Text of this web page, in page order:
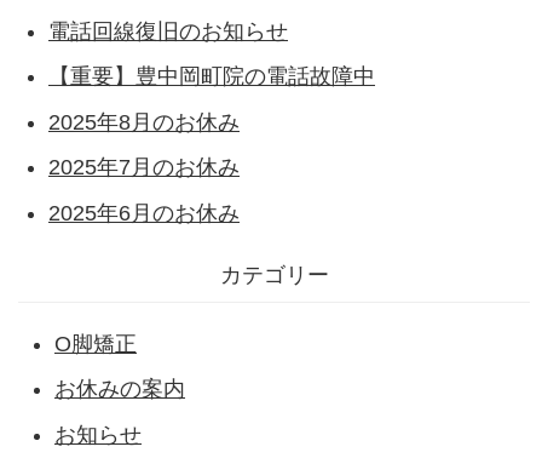
電話回線復旧のお知らせ
【重要】豊中岡町院の電話故障中
2025年8月のお休み
2025年7月のお休み
2025年6月のお休み
カテゴリー
O脚矯正
お休みの案内
お知らせ